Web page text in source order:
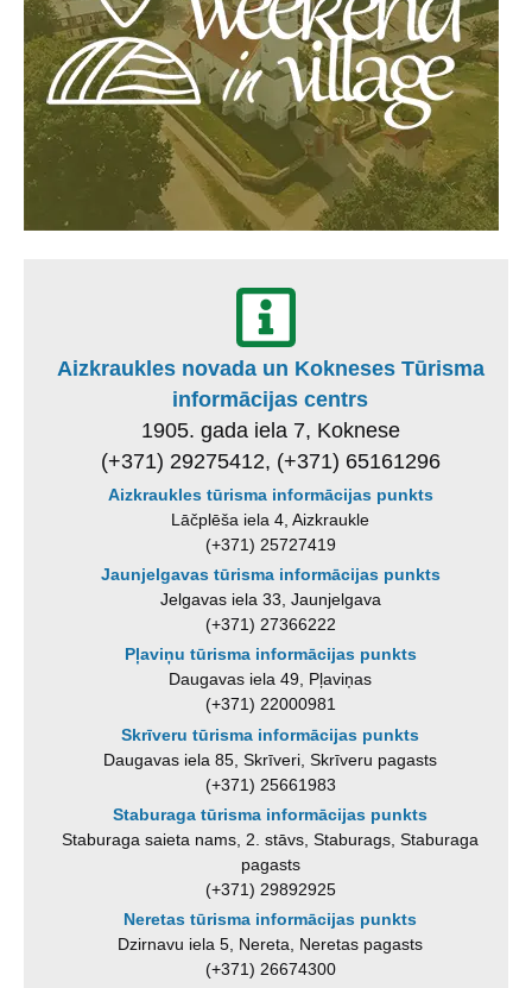
Aizkraukles novada un Kokneses Tūrisma
informācijas centrs
1905. gada iela 7, Koknese
(+371) 29275412, (+371) 65161296
Aizkraukles tūrisma informācijas punkts
Lāčplēša iela 4, Aizkraukle
(+371) 25727419
Jaunjelgavas tūrisma informācijas punkts
Jelgavas iela 33, Jaunjelgava
(+371) 27366222
Pļaviņu tūrisma informācijas punkts
Daugavas iela 49, Pļaviņas
(+371) 22000981
Skrīveru tūrisma informācijas punkts
Daugavas iela 85, Skrīveri, Skrīveru pagasts
(+371) 25661983
Staburaga tūrisma informācijas punkts
Staburaga saieta nams, 2. stāvs, Staburags, Staburaga
pagasts
(+371) 29892925
Neretas tūrisma informācijas punkts
Dzirnavu iela 5, Nereta, Neretas pagasts
(+371) 26674300